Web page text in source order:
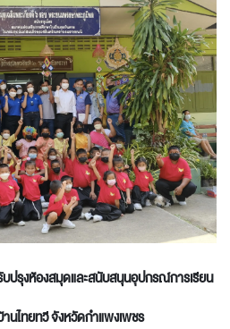
ปรุงห้องสมุดและสนับสนุนอุปกรณ์การเรียน
านไทยทวี จังหวัดกำแพงเพชร